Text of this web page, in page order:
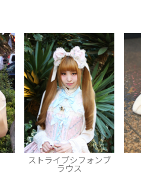
ォンブ パンプス